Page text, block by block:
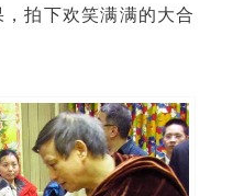
拍下欢笑满满的大合